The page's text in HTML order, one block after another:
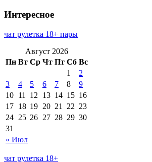
Интересное
чат рулетка 18+ пары
Август 2026
Пн Вт Ср Чт Пт Сб Вс
« Июл
1
2
3
4 5 6 7 8
9
10 11 12 13 14 15 16
17 18 19 20 21 22 23
24 25 26 27 28 29 30
31
чат рулетка 18+